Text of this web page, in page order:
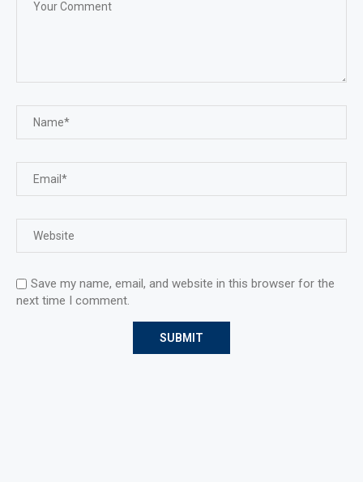
Save my name, email, and website in this browser for the
next time I comment.